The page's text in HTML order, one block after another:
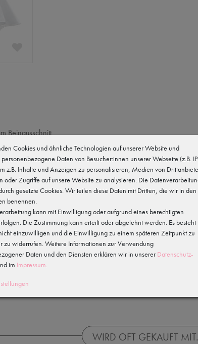
Beinausschnitt
WIRD OFT GEKAUFT
Cookies und ähnliche Technologien auf unserer Website und
Daten von Besucher:innen unserer Webseite (z.B.
z.B. Inhalte und Anzeigen zu personalisieren, Medien von
oder Zugriffe auf unsere Website zu analysieren. Die
gesetzte Cookies. Wir teilen diese Daten mit Dritten, die wir in den
benennen.
kann mit Einwilligung oder aufgrund eines berechtigten
Die Zustimmung kann erteilt oder abgelehnt werden. Es besteht
einzuwilligen und die Einwilligung zu einem späteren Zeitpunkt zu
zu widerrufen. Weitere Informationen zur Verwendung
Daten und den Diensten erklären wir in unserer Daten­schutz­
im Impressum